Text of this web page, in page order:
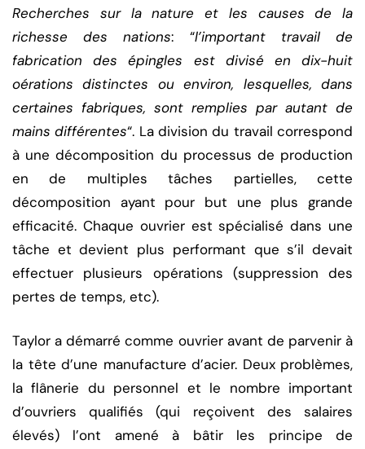
Recherches sur la nature et les causes de la
richesse des nations: “l’important travail de
fabrication des épingles est divisé en dix-huit
oérations distinctes ou environ, lesquelles, dans
certaines fabriques, sont remplies par autant de
mains différentes“. La division du travail correspond
à une décomposition du processus de production
en de multiples tâches partielles, cette
décomposition ayant pour but une plus grande
efficacité. Chaque ouvrier est spécialisé dans une
tâche et devient plus performant que s’il devait
effectuer plusieurs opérations (suppression des
pertes de temps, etc).
Taylor a démarré comme ouvrier avant de parvenir à
la tête d’une manufacture d’acier. Deux problèmes,
la flânerie du personnel et le nombre important
d’ouvriers qualifiés (qui reçoivent des salaires
élevés) l’ont amené à bâtir les principe de